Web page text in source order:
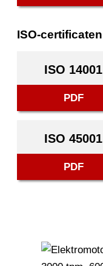
ISO-certificaten
ISO 14001
PDF
ISO 45001
PDF